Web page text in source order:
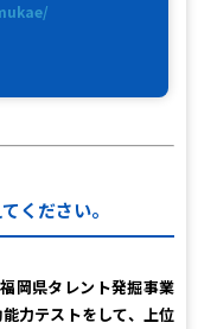
ください。
岡県タレント発掘事業
力テストをして、上位